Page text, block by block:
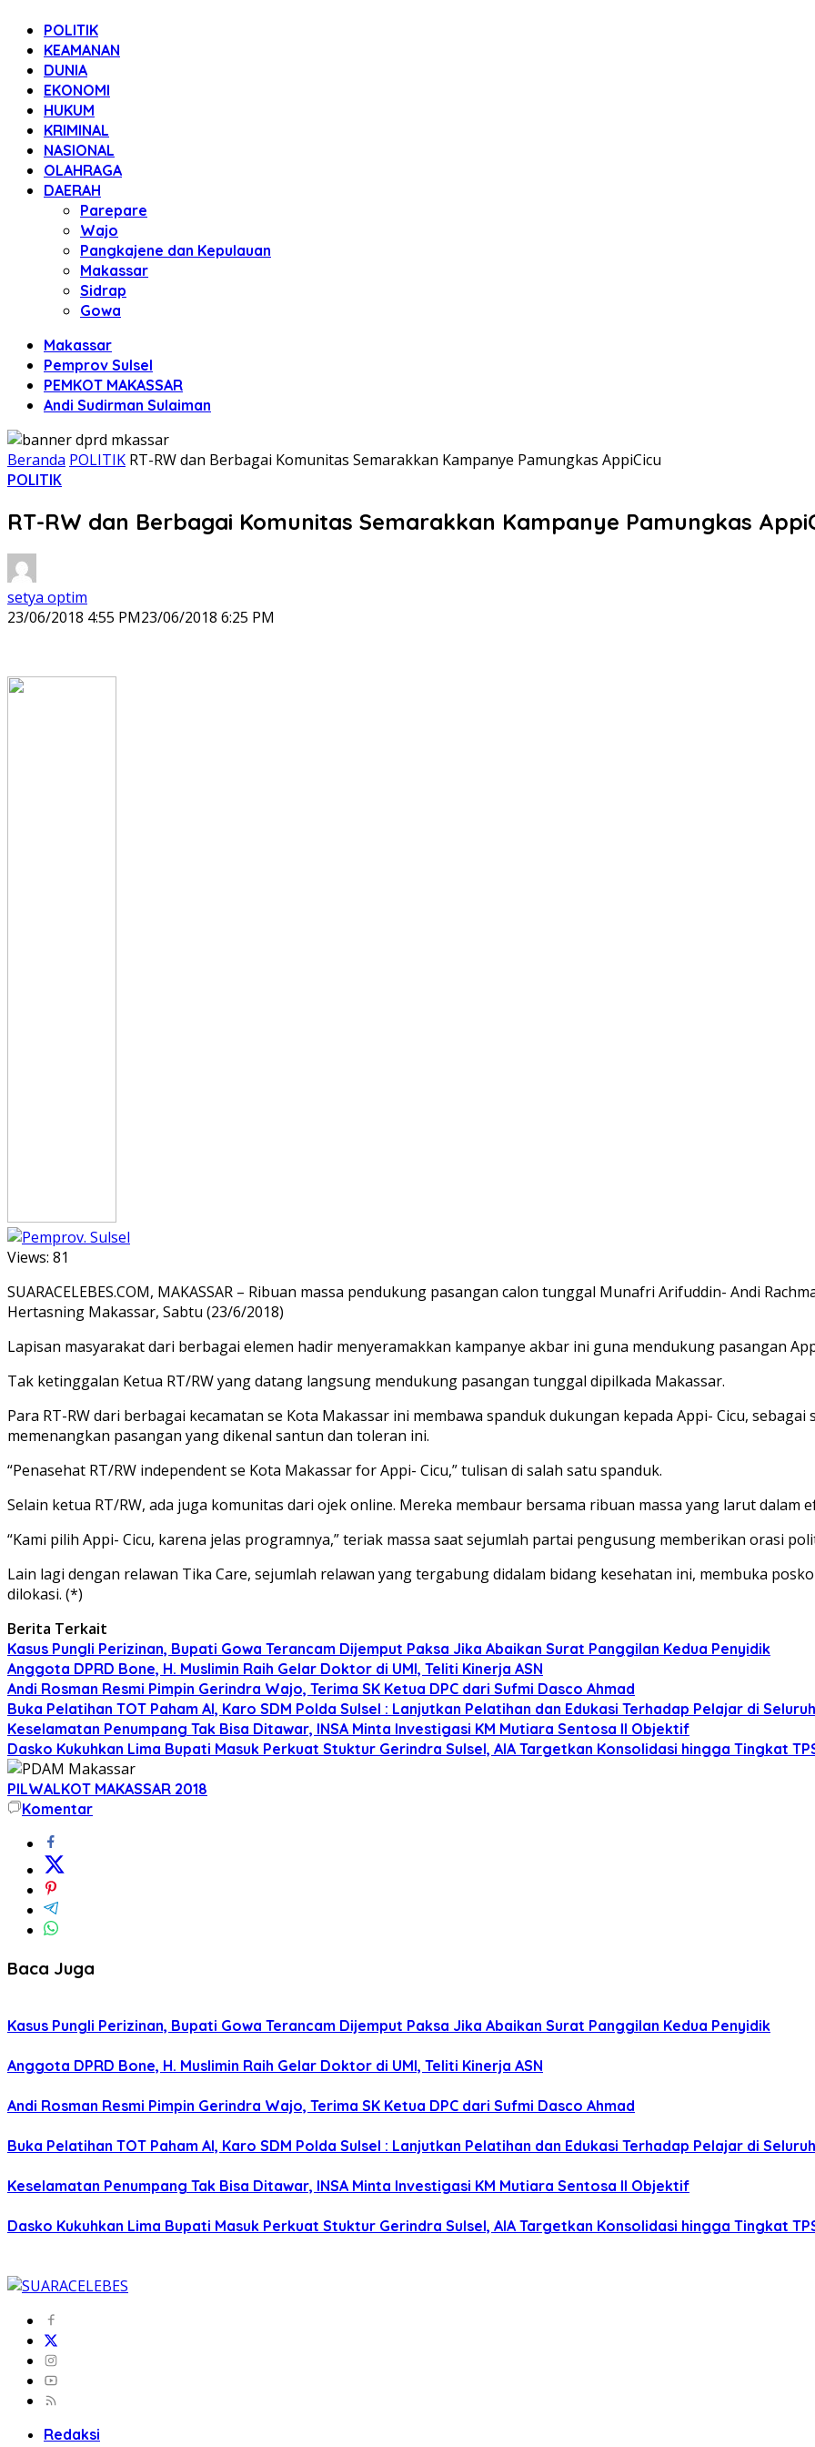
POLITIK
KEAMANAN
DUNIA
EKONOMI
HUKUM
KRIMINAL
NASIONAL
OLAHRAGA
DAERAH
Parepare
Wajo
Pangkajene dan Kepulauan
Makassar
Sidrap
Gowa
Makassar
Pemprov Sulsel
PEMKOT MAKASSAR
Andi Sudirman Sulaiman
Beranda POLITIK RT-RW dan Berbagai Komunitas Semarakkan Kampanye Pamungkas AppiCicu
POLITIK
RT-RW dan Berbagai Komunitas Semarakkan Kampanye Pamungkas
setya optim
23/06/2018 4:55 PM23/06/2018 6:25 PM
Views: 81
SUARACELEBES.COM, MAKASSAR – Ribuan massa pendukung pasangan calon tunggal Munafri Arifuddin- Andi
Hertasning Makassar, Sabtu (23/6/2018)
Lapisan masyarakat dari berbagai elemen hadir menyeramakkan kampanye akbar ini guna mendukung pasangan
Tak ketinggalan Ketua RT/RW yang datang langsung mendukung pasangan tunggal dipilkada Makassar.
Para RT-RW dari berbagai kecamatan se Kota Makassar ini membawa spanduk dukungan kepada Appi- Cicu,
memenangkan pasangan yang dikenal santun dan toleran ini.
“Penasehat RT/RW independent se Kota Makassar for Appi- Cicu,” tulisan di salah satu spanduk.
Selain ketua RT/RW, ada juga komunitas dari ojek online. Mereka membaur bersama ribuan massa yang larut dalam
“Kami pilih Appi- Cicu, karena jelas programnya,” teriak massa saat sejumlah partai pengusung memberikan orasi
Lain lagi dengan relawan Tika Care, sejumlah relawan yang tergabung didalam bidang kesehatan ini, membuka
dilokasi. (*)
Berita Terkait
Kasus Pungli Perizinan, Bupati Gowa Terancam Dijemput Paksa Jika Abaikan Surat Panggilan Kedua Penyidik
Anggota DPRD Bone, H. Muslimin Raih Gelar Doktor di UMI, Teliti Kinerja ASN
Andi Rosman Resmi Pimpin Gerindra Wajo, Terima SK Ketua DPC dari Sufmi Dasco Ahmad
Buka Pelatihan TOT Paham AI, Karo SDM Polda Sulsel : Lanjutkan Pelatihan dan Edukasi Terhadap Pelajar di
Keselamatan Penumpang Tak Bisa Ditawar, INSA Minta Investigasi KM Mutiara Sentosa II Objektif
Dasko Kukuhkan Lima Bupati Masuk Perkuat Stuktur Gerindra Sulsel, AIA Targetkan Konsolidasi hingga Tingkat
PILWALKOT MAKASSAR 2018
Komentar
Baca Juga
Kasus Pungli Perizinan, Bupati Gowa Terancam Dijemput Paksa Jika Abaikan Surat Panggilan Kedua Penyidik
Anggota DPRD Bone, H. Muslimin Raih Gelar Doktor di UMI, Teliti Kinerja ASN
Andi Rosman Resmi Pimpin Gerindra Wajo, Terima SK Ketua DPC dari Sufmi Dasco Ahmad
Buka Pelatihan TOT Paham AI, Karo SDM Polda Sulsel : Lanjutkan Pelatihan dan Edukasi Terhadap Pelajar di
Keselamatan Penumpang Tak Bisa Ditawar, INSA Minta Investigasi KM Mutiara Sentosa II Objektif
Dasko Kukuhkan Lima Bupati Masuk Perkuat Stuktur Gerindra Sulsel, AIA Targetkan Konsolidasi hingga Tingkat
Redaksi